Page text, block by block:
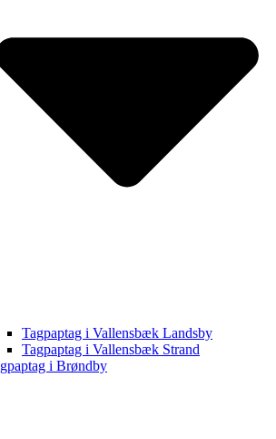
Tagpaptag i Vallensbæk Landsby
Tagpaptag i Vallensbæk Strand
i Brøndby